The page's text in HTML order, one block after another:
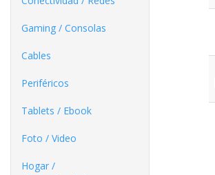
Gaming / Consolas
Cables
Periféricos
Tablets / Ebook
Foto / Video
Hogar /